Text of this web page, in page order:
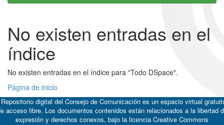
No existen entradas en el
índice
No existen entradas en el índice para "Todo DSpace".
Página de inicio
digital del Consejo de Comunicación es un espacio virtual
acceso libre. Los documentos contenidos están relacionados a la libertad
expresión y derechos conexos, bajo la licencia Creative Commons